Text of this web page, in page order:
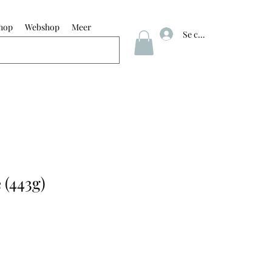
Webshop Meer
Se connecter